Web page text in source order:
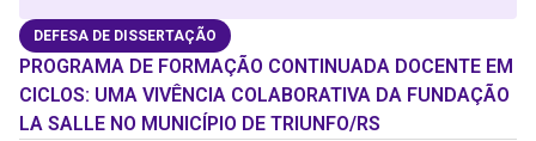
DEFESA DE DISSERTAÇÃO
PROGRAMA DE FORMAÇÃO CONTINUADA DOCENTE EM
CICLOS: UMA VIVÊNCIA COLABORATIVA DA FUNDAÇÃO
LA SALLE NO MUNICÍPIO DE TRIUNFO/RS